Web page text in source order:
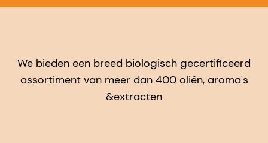
We bieden een breed biologisch gecertificeerd
assortiment van meer dan 400 oliën, aroma's
&extracten